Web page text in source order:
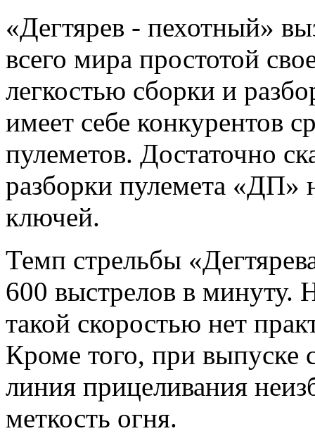
«Дегтярев - пехотный»
всего мира простотой
легкостью сборки и
имеет себе конкурентов
пулеметов. Достаточно
разборки пулемета «ДП»
ключей.
Темп стрельбы
600 выстрелов в минуту.
такой скоростью нет
Кроме того, при
линия прицеливания
меткость огня.